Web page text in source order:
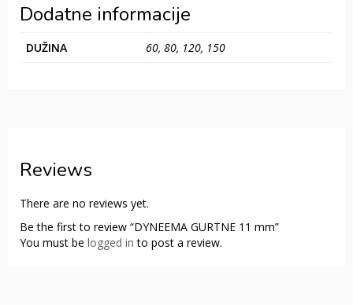
Dodatne informacije
DUŽINA 60, 80, 120, 150
Reviews
There are no reviews yet.
Be the first to review “DYNEEMA GURTNE 11 mm”
You must be logged in to post a review.